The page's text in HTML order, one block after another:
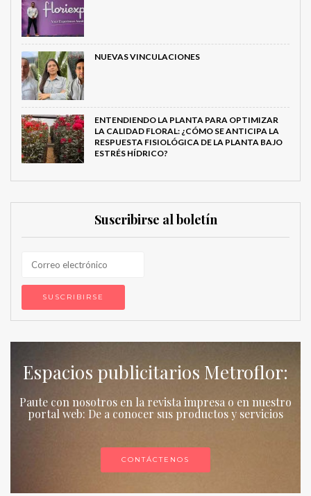
NUEVAS VINCULACIONES
ENTENDIENDO LA PLANTA PARA OPTIMIZAR
LA CALIDAD FLORAL: ¿CÓMO SE ANTICIPA LA
RESPUESTA FISIOLÓGICA DE LA PLANTA BAJO
ESTRÉS HÍDRICO?
Suscribirse al boletín
Espacios publicitarios Metroflor:
Paute con nosotros en la revista impresa o en nuestro
portal web: De a conocer sus productos y servicios
CONTÁCTENOS